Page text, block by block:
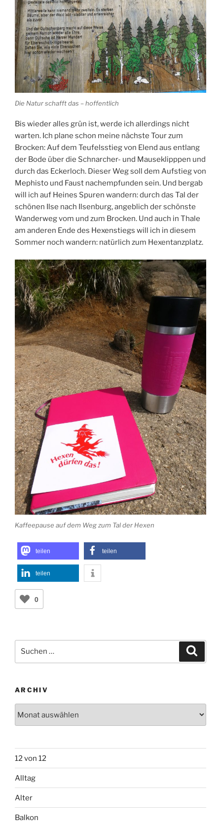
Die Natur schafft das – hoffentlich
Bis wieder alles grün ist, werde ich allerdings nicht
warten. Ich plane schon meine nächste Tour zum
Brocken: Auf dem Teufelsstieg von Elend aus entlang
der Bode über die Schnarcher- und Mauseklipppen und
durch das Eckerloch. Dieser Weg soll dem Aufstieg von
Mephisto und Faust nachempfunden sein. Und bergab
will ich auf Heines Spuren wandern: durch das Tal der
schönen Ilse nach Ilsenburg, angeblich der schönste
Wanderweg vom und zum Brocken. Und auch in Thale
am anderen Ende des Hexenstiegs will ich in diesem
Sommer noch wandern: natürlich zum Hexentanzplatz.
Kaffeepause auf dem Weg zum Tal der Hexen
teilen teilen
teilen
0
nach:
ARCHIV
12 von 12
Alltag
Alter
Balkon